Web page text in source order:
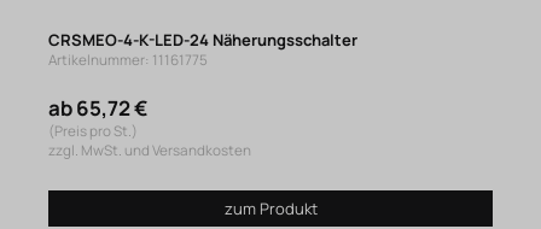
CRSMEO-4-K-LED-24 Näherungsschalter
Artikelnummer: 11161775
ab 65,72 €
(Preis pro St.)
zzgl. MwSt. und Versandkosten
zum Produkt